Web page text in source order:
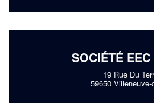
SOCIÉTÉ
19 Rue Du
59650